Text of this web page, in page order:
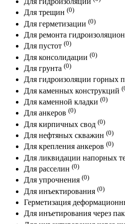
Для трещин (0)
Для герметизации (0)
Для ремонта
Для пустот (0)
Для консолидации (0)
Для грунта (0)
Для гидроизоляции горных
Для каменных конструкций
Для каменной кладки (0)
Для анкеров (0)
Для кирпичных свод (0)
Для нефтяных скважин (0)
Для крепления анкеров (0)
Для ликвидации напорных
Для расселин (0)
Для упрочнения (0)
Для инъектирования (0)
Герметизация
Для инъетирования через